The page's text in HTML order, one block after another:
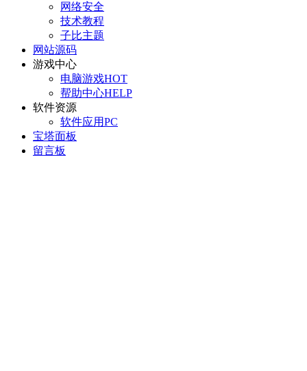
网络安全
技术教程
子比主题
网站源码
游戏中心
电脑游戏HOT
帮助中心HELP
软件资源
软件应用PC
宝塔面板
留言板